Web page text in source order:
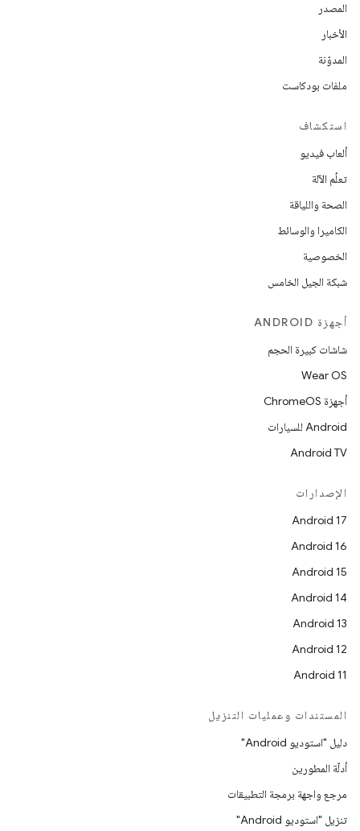
المصدر
الأخبار
المدوّنة
ملفات بودكاست
استكشاف
ألعاب فيديو
تعلُم الآلة
الصحة واللياقة
الكاميرا والوسائط
الخصوصية
شبكة الجيل الخامس
أجهزة ANDROID
شاشات كبيرة الحجم
Wear OS
أجهزة ChromeOS
Android للسيارات
Android TV
الإصدارات
Android 17
Android 16
Android 15
Android 14
Android 13
Android 12
Android 11
المستندات وعمليات التنزيل
دليل "استوديو Android"
أدلّة المطورين
مرجع واجهة برمجة التطبيقات
تنزيل "استوديو Android"